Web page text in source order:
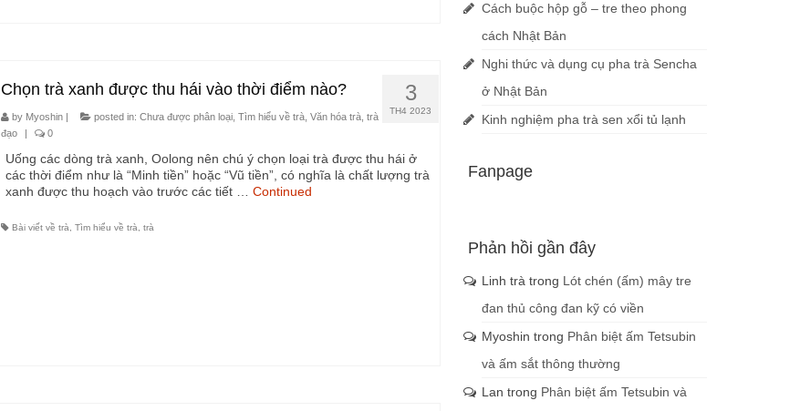
3
TH4 2023
Chọn trà xanh được thu hái vào thời điểm nào?
by Myoshin| posted in: Chưa được phân loại, Tìm hiểu về trà, Văn hóa trà, trà
đạo
| 0
Uống các dòng trà xanh, Oolong nên chú ý chọn loại trà được thu hái ở
các thời điểm như là “Minh tiền” hoặc “Vũ tiền”, có nghĩa là chất lượng trà
xanh được thu hoạch vào trước các tiết … Continued
Bài viết về trà Tìm hiểu về trà trà
Cách buộc hộp gỗ – tre theo phong
cách Nhật Bản
Nghi thức và dụng cụ pha trà Sencha
ở Nhật Bản
Kinh nghiệm pha trà sen xổi tủ lạnh
Fanpage
Phản hồi gần đây
Linh trà trong Lót chén (ấm) mây tre
đan thủ công đan kỹ có viền
Myoshin trong Phân biệt ấm Tetsubin
và ấm sắt thông thường
Lan trong Phân biệt ấm Tetsubin và